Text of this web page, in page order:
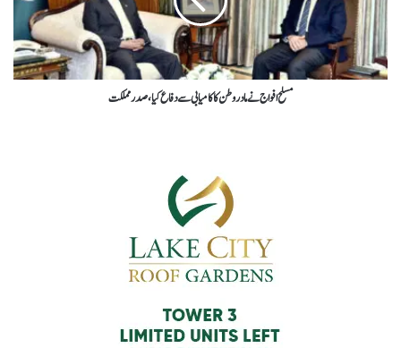
مسلح افواج نے مادر وطن کاکامیابی سے دفاع کیا،صدرمملکت